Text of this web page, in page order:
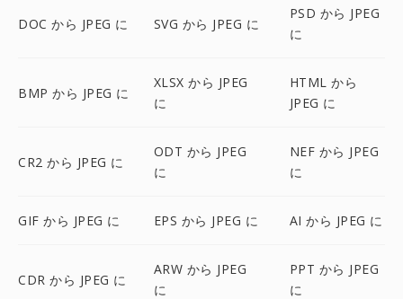
DOC から JPEG に SVG から JPEG に
PSD から JPEG
に
BMP から JPEG に
XLSX から JPEG
に
HTML から
JPEG に
CR2 から JPEG に
ODT から JPEG
に
NEF から JPEG
に
GIF から JPEG に EPS から JPEG に AI から JPEG に
CDR から JPEG に
ARW から JPEG
に
PPT から JPEG
に